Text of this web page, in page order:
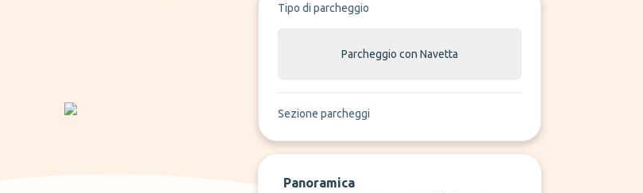
Tipo di parcheggio
Parcheggio con Navetta
Sezione parcheggi
Panoramica